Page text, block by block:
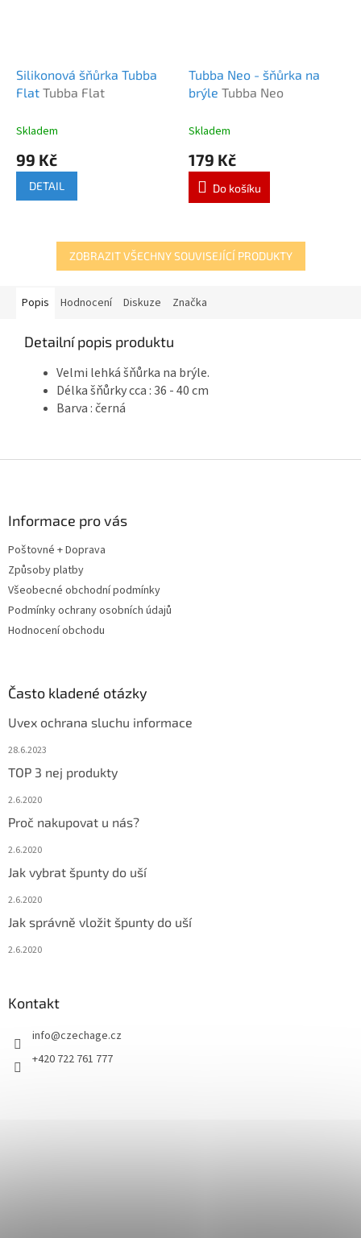
Silikonová šňůrka Tubba
Flat Tubba Flat
Skladem
99 Kč
DETAIL
Tubba Neo - šňůrka na
brýle Tubba Neo
Skladem
179 Kč
Do košíku
ZOBRAZIT VŠECHNY SOUVISEJÍCÍ PRODUKTY
Popis Hodnocení Diskuze Značka
Detailní popis produktu
Velmi lehká šňůrka na brýle.
Délka šňůrky cca : 36 - 40 cm
Barva : černá
Informace pro vás
Poštovné + Doprava
Způsoby platby
Všeobecné obchodní podmínky
Podmínky ochrany osobních údajů
Hodnocení obchodu
Často kladené otázky
Uvex ochrana sluchu informace
28.6.2023
TOP 3 nej produkty
2.6.2020
Proč nakupovat u nás?
2.6.2020
Jak vybrat špunty do uší
2.6.2020
Jak správně vložit špunty do uší
2.6.2020
Kontakt
info@czechage.cz
+420 722 761 777